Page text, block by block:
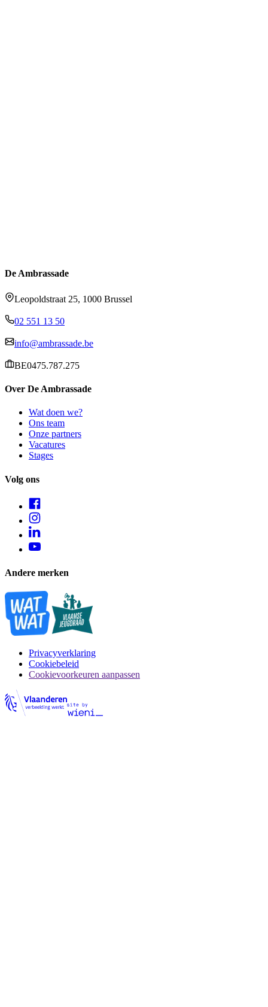
De Ambrassade
Leopoldstraat 25, 1000 Brussel
02 551 13 50
info@ambrassade.be
BE0475.787.275
Over De Ambrassade
Wat doen we?
Ons team
Onze partners
Vacatures
Stages
Volg ons
Andere merken
Privacyverklaring
Cookiebeleid
Cookievoorkeuren aanpassen